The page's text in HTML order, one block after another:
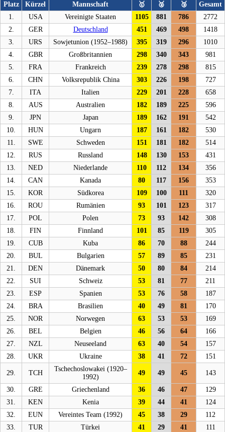
Platz Kürzel Mannschaft 🥇 🥈 🥉
Gesamt
1.
USA Vereinigte Staaten 1105 881 786
2772
2.
GER Deutschland 451 469 498
1418
3.
URS Sowjetunion (1952–1988) 395 319 296
1010
4.
GBR Großbritannien 298 340 343
981
5.
FRA Frankreich 239 278 298
815
6.
CHN Volksrepublik China 303 226 198
727
7.
ITA Italien 229 201 228
658
8.
AUS Australien 182 189 225
596
9.
JPN Japan 189 162 191
542
10.
HUN Ungarn 187 161 182
530
11.
SWE Schweden 151 181 182
514
12.
RUS Russland 148 130 153
431
13.
NED Niederlande 110 112 134
356
14.
CAN Kanada 80 117 156
353
15.
KOR Südkorea 109 100 111
320
16.
ROU Rumänien 93 101 123
317
17.
POL Polen 73 93 142
308
18.
FIN Finnland 101 85 119
305
19.
CUB Kuba 86 70 88
244
20.
BUL Bulgarien 57 89 85
231
21.
DEN Dänemark 50 80 84
214
22.
SUI Schweiz 53 81 77
211
23.
ESP Spanien 53 76 58
187
24.
BRA Brasilien 40 49 81
170
25.
NOR Norwegen 63 53 53
169
26.
BEL Belgien 46 56 64
166
27.
NZL Neuseeland 63 40 54
157
28.
UKR Ukraine 38 41 72 151
29. TCH
Tschechoslowakei (1920–
1992)
49 49 45 143
30. GRE Griechenland 36 46 47
129
31.
KEN Kenia 39 44 41
124
32.
EUN Vereintes Team (1992) 45 38 29
112
33.
TUR Türkei 41 29 41
111